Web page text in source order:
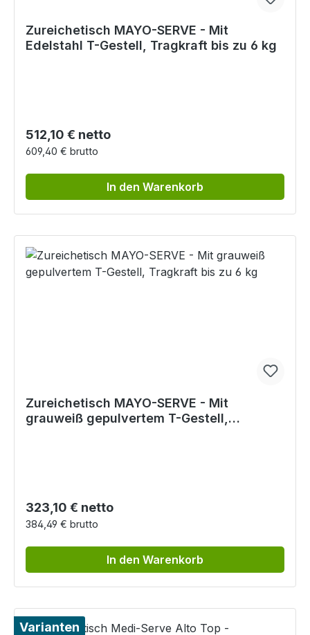
Zureichetisch MAYO-SERVE - Mit
Edelstahl T-Gestell, Tragkraft bis zu 6 kg
Regulärer Preis:
512,10 € netto
609,40 € brutto
In den Warenkorb
Zureichetisch MAYO-SERVE - Mit
grauweiß gepulvertem T-Gestell,
Regulärer Preis:
323,10 € netto
384,49 € brutto
In den Warenkorb
Varianten